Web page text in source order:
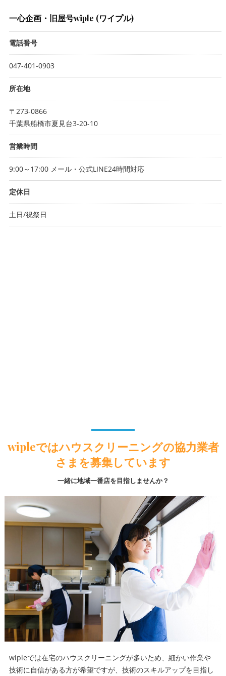
一心企画・旧屋号wiple (ワイプル)
電話番号
047-401-0903
所在地
〒273-0866
千葉県船橋市夏見台3-20-10
営業時間
9:00～17:00 メール・公式LINE24時間対応
定休日
土日/祝祭日
wipleではハウスクリーニングの協力業者
さまを募集しています
一緒に地域一番店を目指しませんか？
wipleでは在宅のハウスクリーニングが多いため、細かい作業や
技術に自信がある方が希望ですが、技術のスキルアップを目指し